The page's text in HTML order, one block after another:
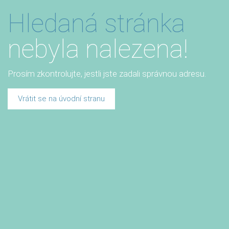
Hledaná stránka
nebyla nalezena!
Prosím zkontrolujte, jestli jste zadali správnou adresu.
Vrátit se na úvodní stranu